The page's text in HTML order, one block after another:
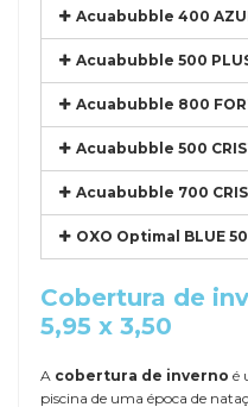
Acuabubble 400
Acuabubble 500
Acuabubble 800
Acuabubble 500
Acuabubble 700
OXO Optimal BLUE
Cobertura de
5,95 x 3,50
A cobertura de inverno é
piscina de uma época de